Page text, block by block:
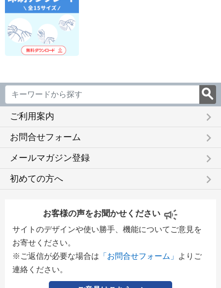
ご利用案内 keyboard_arrow_right
お問合せフォーム keyboard_arrow_right
メールマガジン登録 keyboard_arrow_right
初めての方へ keyboard_arrow_right
お客様の声をお聞かせください
サイトのデザインや使い勝手、機能についてご意見を
お寄せください。
※ご返信が必要な場合は 「お問合せフォーム」
よりご
連絡ください。